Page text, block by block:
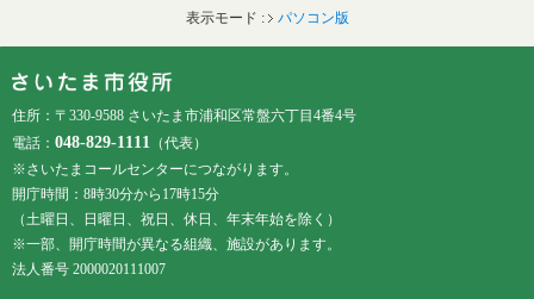
表示モード : パソコン版
住所：〒330-9588 さいたま市浦和区常盤六丁目4番4号
電話： 048-829-1111 （代表）
※さいたまコールセンターにつながります。
開庁時間：8時30分から17時15分
（土曜日、日曜日、祝日、休日、年末年始を除く）
※一部、開庁時間が異なる組織、施設があります。
法人番号 2000020111007